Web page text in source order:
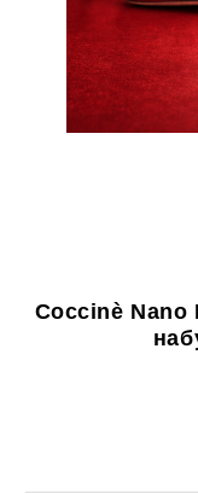
Coccinè Nano